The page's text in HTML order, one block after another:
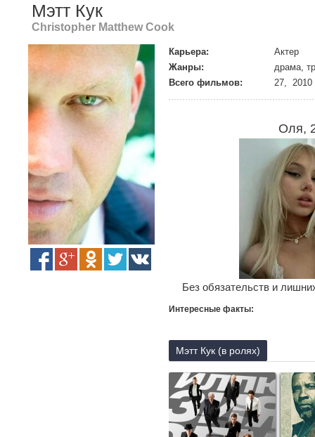
Мэтт Кук
Christopher Matthew Cook
Карьера:
Актер
Жанры:
драма,
Всего фильмов:
27, 2010
Оля,
Без обязательств и
Интересные факты:
Мэтт Кук (в ролях)